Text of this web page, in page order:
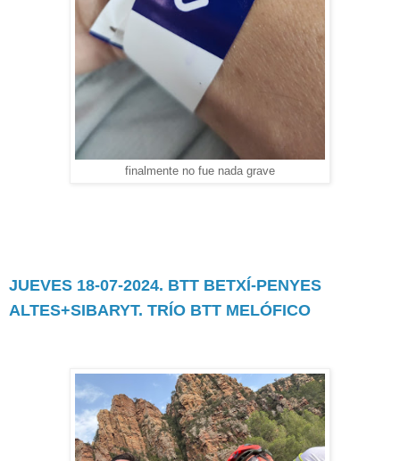
finalmente no fue nada grave
JUEVES 18-07-2024. BTT BETXÍ-PENYES
ALTES+SIBARYT. TRÍO BTT MELÓFICO